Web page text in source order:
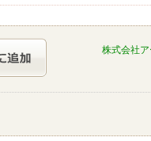
株式会社